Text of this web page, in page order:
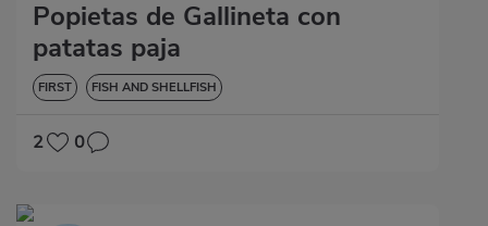
Popietas de Gallineta con
patatas paja
FIRST FISH AND SHELLFISH
2 0